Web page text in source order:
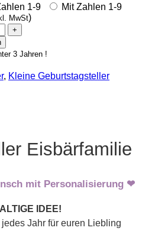
1-9
Mit Zahlen 1-9
MwSt)
3 Jahren !
, Kleine Geburtstagsteller
Eisbärfamilie
mit Personalisierung ❤
IDEE!
Jahr für euren Liebling